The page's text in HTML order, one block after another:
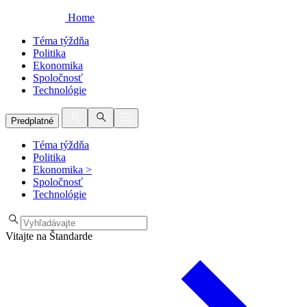
Home
Téma týždňa
Politika
Ekonomika
Spoločnosť
Technológie
Predplatné
Téma týždňa
Politika
Ekonomika >
Spoločnosť
Technológie
Vitajte na Štandarde